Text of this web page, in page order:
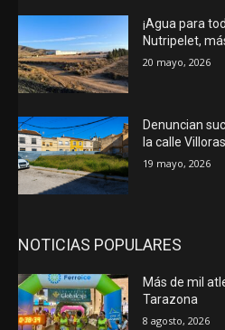
¡Agua para
Nutripelet,
20 mayo, 2026
Denuncian
la calle
19 mayo, 2026
NOTICIAS POPULARES
Más de mil
Tarazona
8 agosto, 2026